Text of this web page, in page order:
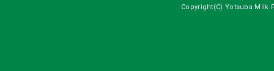
Copyright(C) Yotsuba Milk